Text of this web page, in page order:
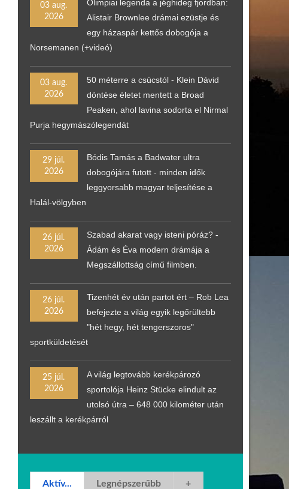
03 aug.
2026
Olimpiai legenda a jéghideg fjordban:
Alistair Brownlee drámai ezüstje és
egy házaspár kettős dobogója a
Norsemanen (+videó)
03 aug.
2026
50 méterre a csúcstól - Klein Dávid
döntése életet mentett a Broad
Peaken, ahol lavina sodorta el Nirmal
Purja hegymászólegendát
29 júl.
2026
Bódis Tamás a Badwater ultra
dobogójára futott - minden idők
leggyorsabb magyar teljesítése a
Halál-völgyben
26 júl.
2026
Szabad akarat vagy isteni póráz? -
Ádám és Éva modern drámája a
Megszállottság című filmben.
26 júl.
2026
Tizenhét év után partot ért – Rob Lea
befejezte a világ egyik legőrültebb
"hét hegy, hét tengerszoros"
sportküldetését
25 júl.
2026
A világ legtovább kerékpározó
sportolója Heinz Stücke elindult az
utolsó útra – 648 000 kilométer után
leszállt a kerékpárról
Aktív... Legnépszerűbb +